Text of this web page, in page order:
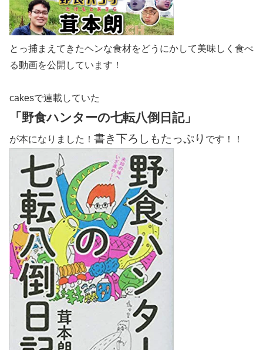
とっ捕まえてきたヘンな食材をどうにかして美味しく食べ
る動画を公開しています！
cakesで連載していた
「野食ハンターの七転八倒日記」
が本になりました！ 書き下ろしもたっぷり です！！